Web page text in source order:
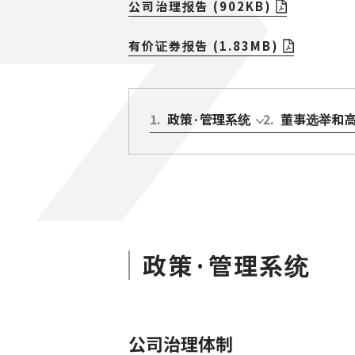
公司治理报告 (902KB)
有价证券报告 (1.83MB)
1. 政策·管理系统 2. 董事选举和
政策·管理系统
公司治理体制